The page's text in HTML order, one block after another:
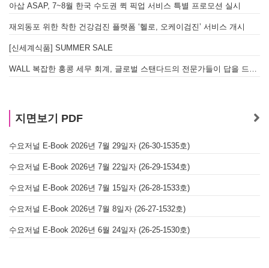
아삽 ASAP, 7~8월 한국 수도권 퀵 픽업 서비스 특별 프로모션 실시
재외동포 위한 착한 건강검진 플랫폼 ‘헬로, 오케이검진’ 서비스 개시
[신세계식품] SUMMER SALE
WALL 복잡한 홍콩 세무 회계, 글로벌 스탠다드의 전문가들이 답을 드립니다! - 법인설립, 회계, 감사
지면보기 PDF
수요저널 E-Book 2026년 7월 29일자 (26-30-1535호)
수요저널 E-Book 2026년 7월 22일자 (26-29-1534호)
수요저널 E-Book 2026년 7월 15일자 (26-28-1533호)
수요저널 E-Book 2026년 7월 8일자 (26-27-1532호)
수요저널 E-Book 2026년 6월 24일자 (26-25-1530호)